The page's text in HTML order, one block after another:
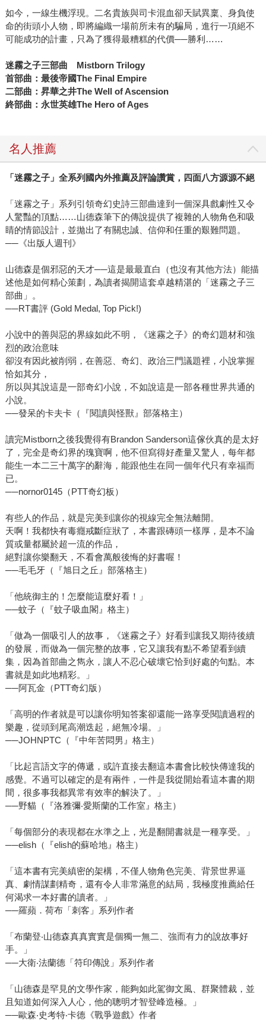
如今，一線生機浮現。二名貴族與司卡混血卻天賦異稟、身負使
命的街頭小人物，即將編織一場前所未有的騙局，進行一項絕不
可能成功的計畫，只為了獲得最糟糕的代價──勝利……
迷霧之子三部曲 Mistborn Trilogy
首部曲：最後帝國The Final Empire
二部曲：昇華之井The Well of Ascension
終部曲：永世英雄The Hero of Ages
名人推薦
「迷霧之子」全系列國內外推薦及評論讚賞，四面八方源源不絕
「迷霧之子」系列引領奇幻史詩三部曲達到一個深具戲劇性又令
人驚豔的頂點……山德森筆下的傳說提供了複雜的人物角色和吸
睛的情節設計，並拋出了有關忠誠、信仰和任重的艱難問題。
──《出版人週刊》
山德森是個邪惡的天才──這是最最直白（也沒有其他方法）能描
述他是如何精心策劃，為讀者揭開這套卓越精湛的「迷霧之子三
部曲」。
──RT書評 (Gold Medal, Top Pick!)
小說中的善與惡的界線如此不明，《迷霧之子》的奇幻題材和強
烈的政治意味
卻沒有因此被削弱，在善惡、奇幻、政治三門議題裡，小說掌握
恰如其分，
所以與其說這是一部奇幻小說，不如說這是一部各種世界共通的
小說。
──發呆的卡夫卡（『閱讀與怪獸』部落格主）
讀完Mistborn之後我覺得有Brandon Sanderson這傢伙真的是太好
了，完全是奇幻界的瑰寶啊，他不但寫得好產量又驚人，每年都
能生一本二三十萬字的辭海，能跟他生在同一個年代只有幸福而
已。
──nornor0145（PTT奇幻板）
有些人的作品，就是完美到讓你的視線完全無法離開。
天啊！我都快有毒癮戒斷症狀了，本書跟磚頭一樣厚，是本不論
質或量都屬於超一流的作品，
絕對讓你樂翻天，不看會萬般後悔的好書喔！
──毛毛牙（『旭日之丘』部落格主）
「他統御主的！怎麼能這麼好看！」
──蚊子（『蚊子吸血閣』格主）
「做為一個吸引人的故事，《迷霧之子》好看到讓我又期待後續
的發展，而做為一個完整的故事，它又讓我有點不希望看到續
集，因為首部曲之雋永，讓人不忍心破壞它恰到好處的句點。本
書就是如此地精彩。」
──阿瓦金（PTT奇幻版）
「高明的作者就是可以讓你明知答案卻還能一路享受閱讀過程的
樂趣，從頭到尾高潮迭起，絕無冷場。」
──JOHNPTC（『中年苦悶男』格主）
「比起言語文字的傳遞，或許直接去翻這本書會比較快傳達我的
感覺。不過可以確定的是有兩件，一件是我從開始看這本書的期
間，很多事我都異常有效率的解決了。」
──野貓（『洛雅彌‧愛斯蘭的工作室』格主）
「每個部分的表現都在水準之上，光是翻開書就是一種享受。」
──elish（『elish的蘇哈地』格主）
「這本書有完美縝密的架構，不僅人物角色完美、背景世界逼
真、劇情謀劃精奇，還有令人非常滿意的結局，我極度推薦給任
何渴求一本好書的讀者。」
──羅蘋．荷布「刺客」系列作者
「布蘭登‧山德森真真實實是個獨一無二、強而有力的說故事好
手。」
──大衛‧法蘭德「符印傳說」系列作者
「山德森是罕見的文學作家，能夠如此駕御文風、群聚體裁，並
且知道如何深入人心，他的聰明才智登峰造極。」
──歐森‧史考特‧卡德《戰爭遊戲》作者